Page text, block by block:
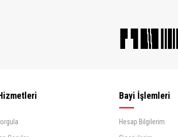
Bayi İşlemleri
Hesap Bilgilerim